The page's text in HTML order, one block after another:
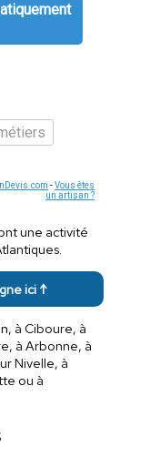
-Vous êtes
un artisan ?
une activité
ici ↑
à Ciboure, à
à Arbonne, à
Nivelle, à
ou à